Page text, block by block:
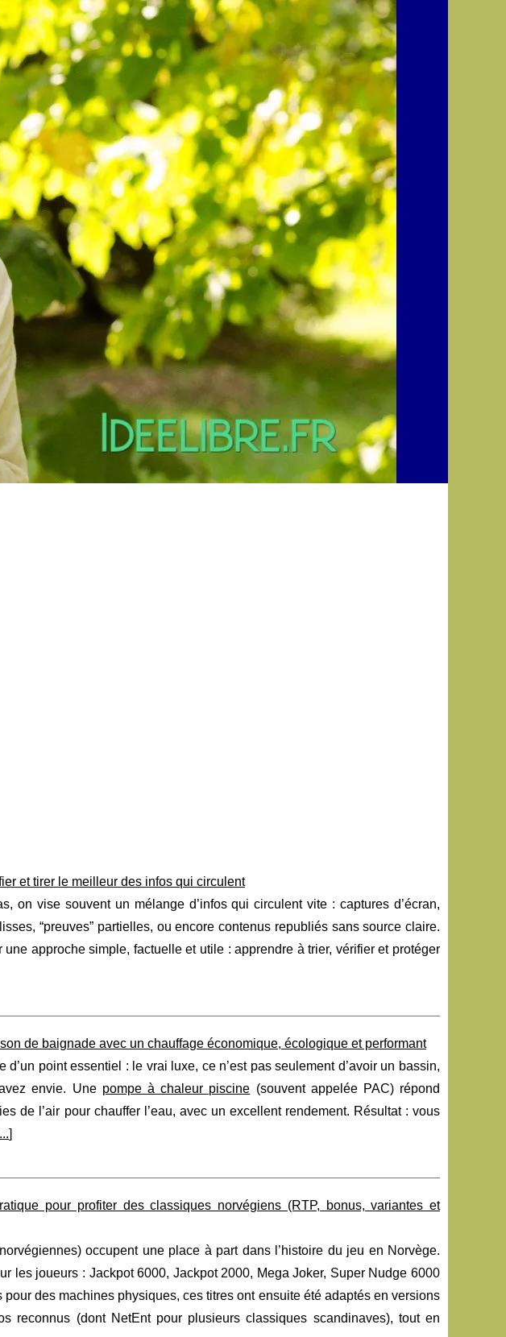
et tirer le meilleur des infos qui circulent
on vise souvent un mélange d’infos qui circulent vite : captures d’écran,
“preuves” partielles, ou encore contenus republiés sans source claire.
approche simple, factuelle et utile : apprendre à trier, vérifier et protéger
de baignade avec un chauffage économique, écologique et performant
point essentiel : le vrai luxe, ce n’est pas seulement d’avoir un bassin,
envie. Une pompe à chaleur piscine (souvent appelée PAC) répond
de l’air pour chauffer l’eau, avec un excellent rendement. Résultat : vous
...]
pour profiter des classiques norvégiens (RTP, bonus, variantes et
occupent une place à part dans l’histoire du jeu en Norvège.
les joueurs : Jackpot 6000, Jackpot 2000, Mega Joker, Super Nudge 6000
des machines physiques, ces titres ont ensuite été adaptés en versions
reconnus (dont NetEnt pour plusieurs classiques scandinaves), tout en